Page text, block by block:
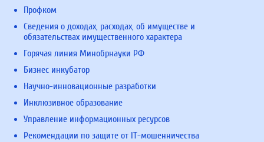
Профком
Сведения о доходах, расходах, об имуществе и
обязательствах имущественного характера
Горячая линия Минобрнауки РФ
Бизнес инкубатор
Научно-инновационные разработки
Инклюзивное образование
Управление информационных ресурсов
Рекомендации по защите от IT-мошенничества